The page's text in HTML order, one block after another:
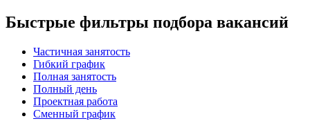
Быстрые фильтры подбора вакансий
Частичная занятость
Гибкий график
Полная занятость
Полный день
Проектная работа
Сменный график